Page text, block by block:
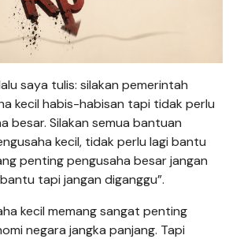
saya tulis: silakan pemerintah
kecil habis-habisan tapi tidak perlu
besar. Silakan semua bantuan
kecil, tidak perlu lagi bantu
penting pengusaha besar jangan
tapi jangan diganggu”.
kecil memang sangat penting
negara jangka panjang. Tapi